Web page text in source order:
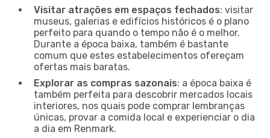
Visitar atrações em espaços fechados: visitar
museus, galerias e edifícios históricos é o plano
perfeito para quando o tempo não é o melhor.
Durante a época baixa, também é bastante
comum que estes estabelecimentos ofereçam
ofertas mais baratas.
Explorar as compras sazonais: a época baixa é
também perfeita para descobrir mercados locais
interiores, nos quais pode comprar lembranças
únicas, provar a comida local e experienciar o dia
a dia em Renmark.